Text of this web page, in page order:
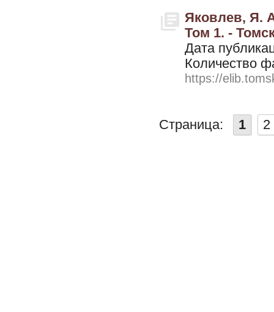
Яковлев, Я.
Том 1. -
Дата
Количество
https://
Страница: 1 2